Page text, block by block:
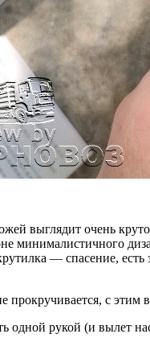
выглядит очень
минималистичного
— спасение, есть
прокручивается, с этим
одной рукой (и вылет